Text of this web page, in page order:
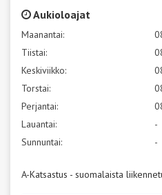
Aukioloajat
Maanantai:
Tiistai:
Keskiviikko:
Torstai:
Perjantai:
Lauantai:
-
Sunnuntai:
-
A-Katsastus - suomalaista